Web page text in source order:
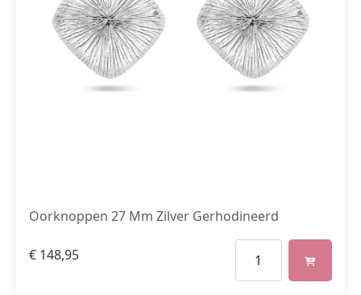
Oorknoppen 27 Mm Zilver Gerhodineerd
€ 148,95